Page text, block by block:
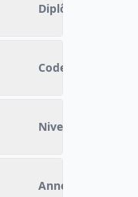
Diplôme le plus
Code équivalent
Niveau
Année de fin